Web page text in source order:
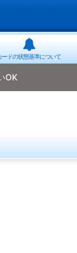
ードの状態基準について
OK